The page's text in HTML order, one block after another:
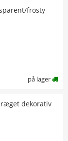
frosty
på lager
dekorativ